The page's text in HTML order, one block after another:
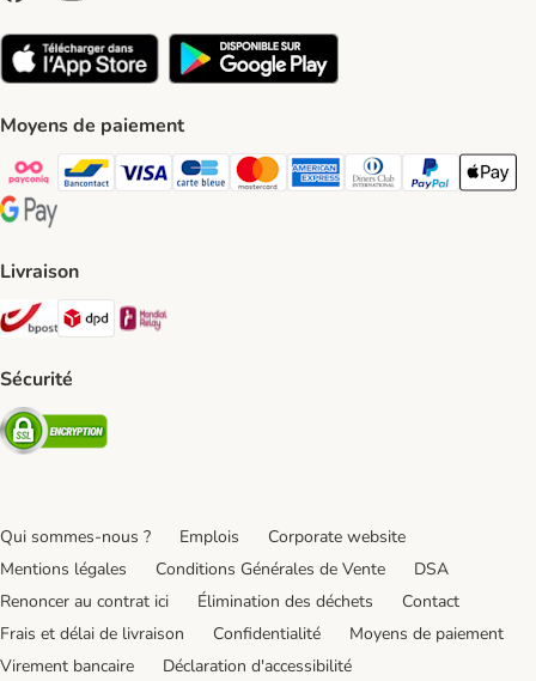
Moyens de paiement
Payconiq Payment Method
bancontact Payment Method
Visa Payment Method
carte bleue Payment Method
Master card Payment Method
American express Payment
Diners club Payment
Paypal Payment
Apple
Google Pay Payment Method
Livraison
Bpost Shipping Method
DPD Shipping Method
Sécurité
Security
Qui sommes-nous ? Emplois
Corporate website
Mentions légales
Conditions Générales de Vente
DSA
Renoncer au contrat ici
Élimination des déchets
Contact
Frais et délai de livraison
Confidentialité
Moyens de paiement
Virement bancaire
Déclaration d'accessibilité